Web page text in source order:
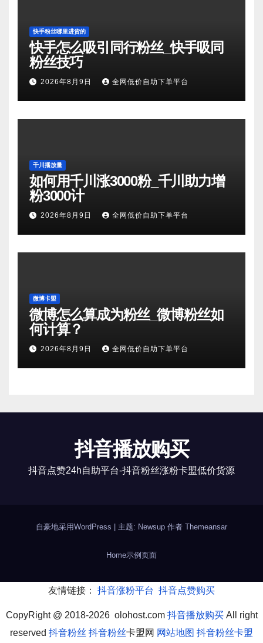
快手粉丝哪里进货的
快手怎么吸引同行粉丝_快手吸同
粉丝技巧
2026年8月9日 全网低价自助下单平台
千川播放量
如何用千川涨3000粉_千川助力增
粉3000计
2026年8月9日 全网低价自助下单平台
微博卡盟
微博怎么算成为粉丝_微博粉丝如
何计算？
2026年8月9日 全网低价自助下单平台
抖音播放购买
抖音点赞24h自助平台-抖音粉丝涨粉卡盟低价货源
自豪地采用WordPress 主题: Newsup 作者 Themeansar
Home示例页面
友情链接： 抖音涨粉平台 抖音点赞购买
CopyRight @ 2018-2026 olohost.com 抖音播放购买All right
reserved 抖音粉丝 抖音粉丝卡盟网 网站地图 抖音粉丝卡盟